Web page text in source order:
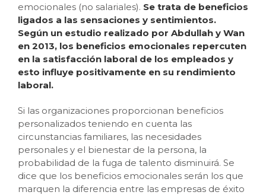
emocionales (no salariales). Se trata de beneficios
ligados a las sensaciones y sentimientos.
Según un estudio realizado por Abdullah y Wan
en 2013, los beneficios emocionales repercuten
en la satisfacción laboral de los empleados y
esto influye positivamente en su rendimiento
laboral.
Si las organizaciones proporcionan beneficios
personalizados teniendo en cuenta las
circunstancias familiares, las necesidades
personales y el bienestar de la persona, la
probabilidad de la fuga de talento disminuirá. Se
dice que los beneficios emocionales serán los que
marquen la diferencia entre las empresas de éxito